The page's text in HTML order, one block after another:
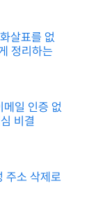
살표를 없
정리하는
일 인증 없
비결
주소 삭제로